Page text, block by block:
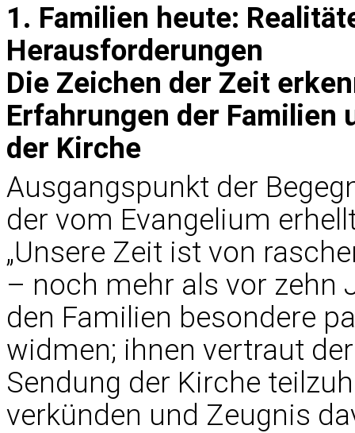
1. Familien heute:
Herausforderungen
Die Zeichen der Zeit
Erfahrungen der Familien
der Kirche
Ausgangspunkt der
der vom Evangelium
„Unsere Zeit ist von
– noch mehr als vor zehn
den Familien besondere
widmen; ihnen vertraut
Sendung der Kirche
verkünden und Zeugnis